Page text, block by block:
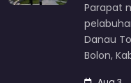
Parapat
Danau
Bolon,